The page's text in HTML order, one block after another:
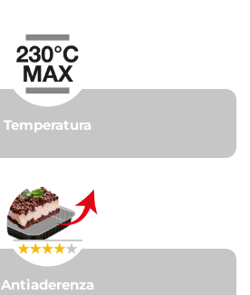
Temperatura
Antiaderenza